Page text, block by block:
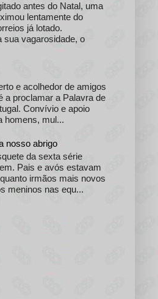
antes do Natal, uma
lentamente do
já lotado.
sua vagarosidade, o
e acolhedor de amigos
a proclamar a Palavra de
Convívio e apoio
homens, mul...
nosso abrigo
da sexta série
Pais e avós estavam
irmãos mais novos
meninos nas equ...